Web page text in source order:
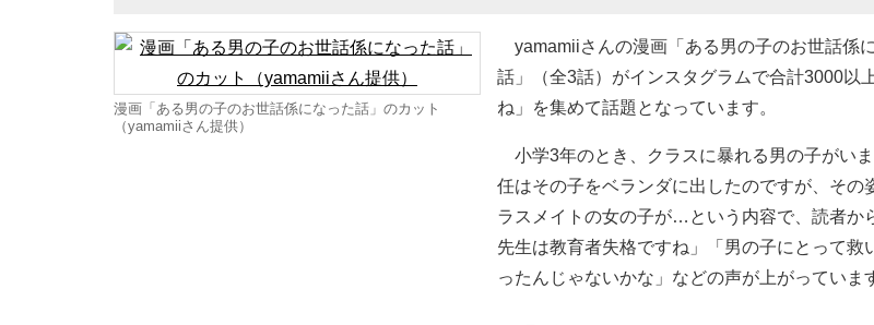
漫画「ある男の子のお世話係になった話」のカット
（yamamiiさん提供）
yamamiiさんの漫画「ある男の子のお世話係
話」（全3話）がインスタグラムで合計3000以
ね」を集めて話題となっています。
小学3年のとき、クラスに暴れる男の子がい
任はその子をベランダに出したのですが、その
ラスメイトの女の子が…という内容で、読者か
先生は教育者失格ですね」「男の子にとって救
ったんじゃないかな」などの声が上がっていま